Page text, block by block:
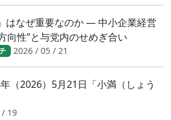
はなぜ重要なのか ― 中小企業経営
向性”と与党内のせめぎ合い
2026 / 05 / 21
2026）5月21日「小満（しょう
19